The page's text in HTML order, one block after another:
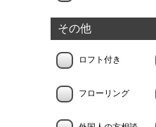
その他
ロフト付き
フローリング